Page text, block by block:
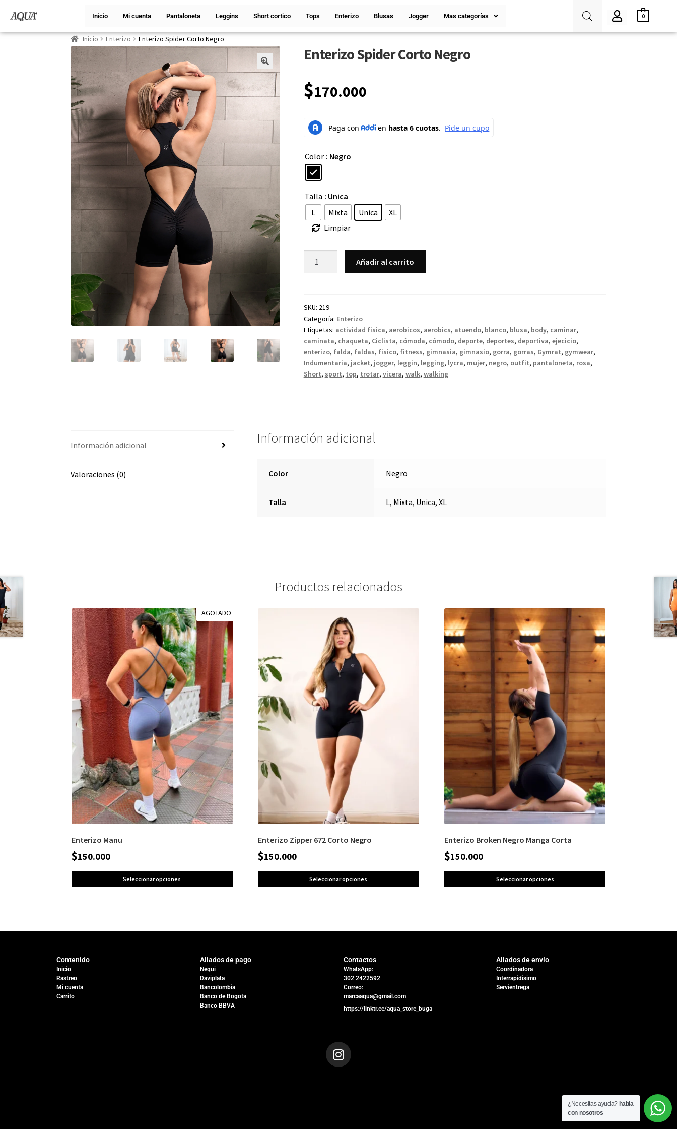
Inicio Mi cuenta Pantaloneta Leggins Short cortico Tops Enterizo Blusas Jogger Mas categorías 0
Inicio Enterizo Enterizo Spider Corto Negro
🔍
Enterizo Spider Corto Negro
$170.000
Color : Negro
Talla : Unica
L
Mixta Unica
XL
Limpiar
Añadir al carrito
SKU: 219
Categoría: Enterizo
Etiquetas: actividad fisica, aerobicos, aerobics, atuendo, blanco, blusa, body, caminar,
caminata, chaqueta, Ciclista, cómoda, cómodo, deporte, deportes, deportiva, ejecicio,
enterizo, falda, faldas, fisico, fitness, gimnasia, gimnasio, gorra, gorras, Gymrat, gymwear,
Indumentaria, jacket, jogger, leggin, legging, lycra, mujer, negro, outfit, pantaloneta, rosa,
Short, sport, top, trotar, vicera, walk, walking
Información adicional
Valoraciones (0)
Información adicional
Color Negro
Talla L, Mixta, Unica, XL
Productos relacionados
AGOTADO
Enterizo Manu
$150.000
Seleccionar opciones
Enterizo Zipper 672 Corto Negro
$150.000
Seleccionar opciones
Enterizo Broken Negro Manga Corta
$150.000
Seleccionar opciones
Contenido
Inicio
Rastreo
Mi cuenta
Carrito
Aliados de pago
Nequi
Daviplata
Bancolombia
Banco de Bogota
Banco BBVA
Contactos
WhatsApp:
302 2422592
Correo:
marcaaqua@gmail.com
https://linktr.ee/aqua_store_buga
Aliados de envío
Coordinadora
Interrapidisimo
Servientrega
¿Necesitas ayuda? habla
con nosotros